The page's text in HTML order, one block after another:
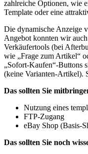
zahlreiche Optionen, wie
Template oder eine
Die dynamische Anzeige
Angebot konnten wir
Verkäufertools (bei
wie „Frage zum Artikel“
„Sofort-Kaufen“-Buttons
(keine Varianten-Artikel).
Das sollten Sie
Nutzung eines
FTP-Zugang
eBay Shop (Basis-
Das sollten Sie noch